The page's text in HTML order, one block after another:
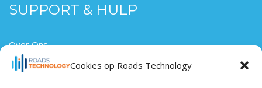
Cookies op Roads Technology
SUPPORT & HULP
Over Ons
Hier Werken
Contact